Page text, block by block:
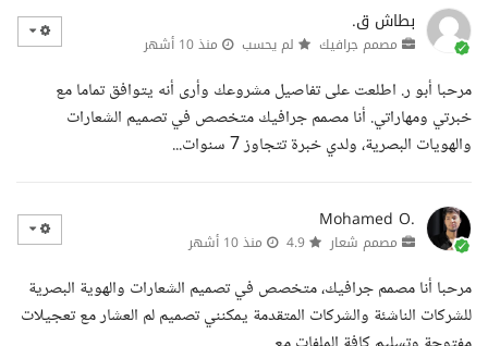
بطاش ق.
مصمم جرافيك لم يحسب منذ 10 أشهر
مرحبا أبو ر. اطلعت على تفاصيل مشروعك وأرى أنه يتوافق تماما مع
خبرتي ومهاراتي. أنا مصمم جرافيك متخصص في تصميم الشعارات
والهويات البصرية، ولدي خبرة تتجاوز 7 سنوات...
Mohamed O.
مصمم شعار منذ 10 أشهر
مرحبا أنا مصمم جرافيك، متخصص في تصميم الشعارات والهوية البصرية
للشركات الناشئة والشركات المتقدمة يمكنني تصميم لم العشار مع تعجيلات